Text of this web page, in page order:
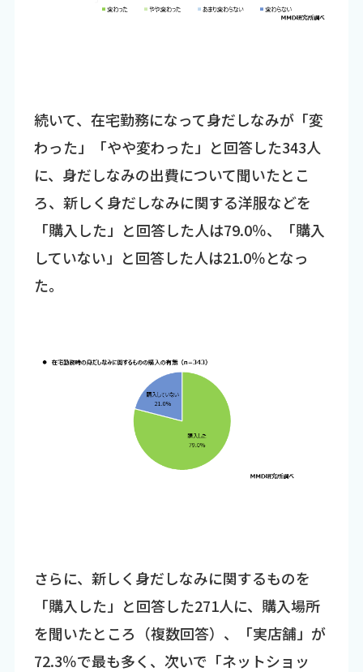
続いて、在宅勤務になって身だしなみが「変
わった」「やや変わった」と回答した343人
に、身だしなみの出費について聞いたとこ
ろ、新しく身だしなみに関する洋服などを
「購入した」と回答した人は79.0％、「購入
していない」と回答した人は21.0％となっ
た。
さらに、新しく身だしなみに関するものを
「購入した」と回答した271人に、購入場所
を聞いたところ（複数回答）、「実店舗」が
72.3％で最も多く、次いで「ネットショッ